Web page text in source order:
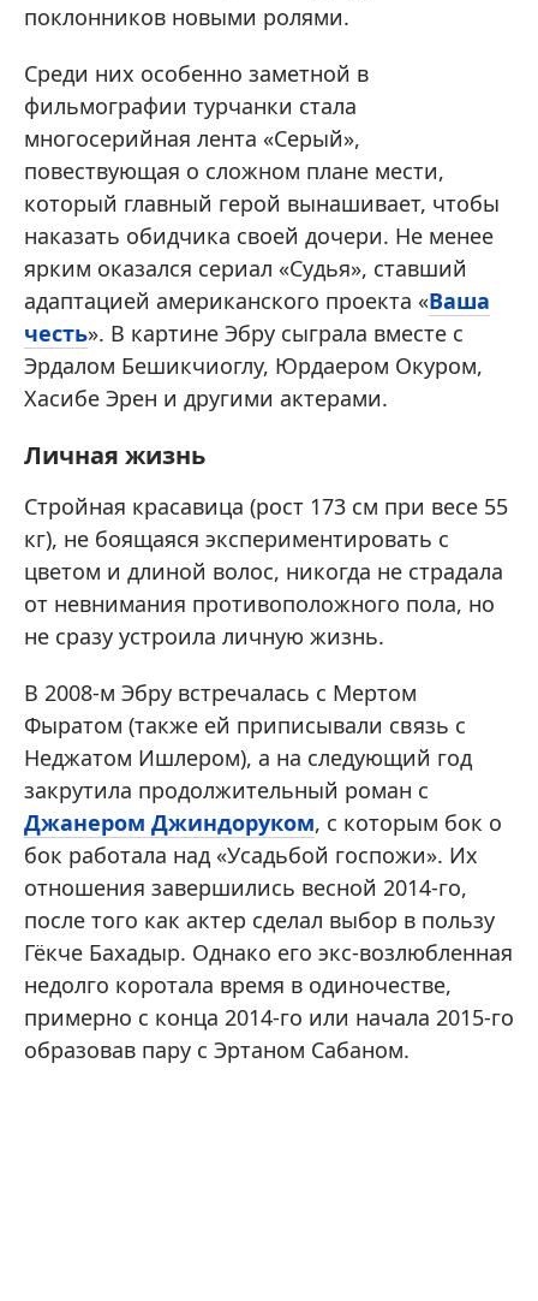
поклонников новыми ролями.
Среди них особенно заметной в
фильмографии турчанки стала
многосерийная лента «Серый»,
повествующая о сложном плане мести,
который главный герой вынашивает, чтобы
наказать обидчика своей дочери. Не менее
ярким оказался сериал «Судья», ставший
адаптацией американского проекта «Ваша
честь». В картине Эбру сыграла вместе с
Эрдалом Бешикчиоглу, Юрдаером Окуром,
Хасибе Эрен и другими актерами.
Личная жизнь
Стройная красавица (рост 173 см при весе 55
кг), не боящаяся экспериментировать с
цветом и длиной волос, никогда не страдала
от невнимания противоположного пола, но
не сразу устроила личную жизнь.
В 2008-м Эбру встречалась с Мертом
Фыратом (также ей приписывали связь с
Неджатом Ишлером), а на следующий год
закрутила продолжительный роман с
Джанером Джиндоруком, с которым бок о
бок работала над «Усадьбой госпожи». Их
отношения завершились весной 2014-го,
после того как актер сделал выбор в пользу
Гёкче Бахадыр. Однако его экс-возлюбленная
недолго коротала время в одиночестве,
примерно с конца 2014-го или начала 2015-го
образовав пару с Эртаном Сабаном.